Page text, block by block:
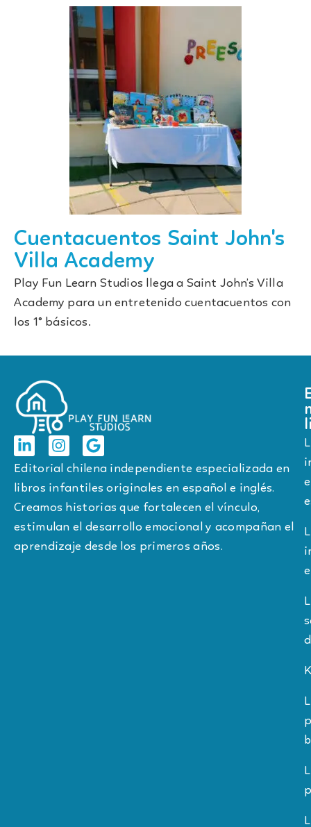
Cuentacuentos Saint John's
Villa Academy
Play Fun Learn Studios llega a Saint John’s Villa
Academy para un entretenido cuentacuentos con
los 1° básicos.
Editorial chilena independiente especializada en
libros infantiles originales en español e inglés.
Creamos historias que fortalecen el vínculo,
estimulan el desarrollo emocional y acompañan el
aprendizaje desde los primeros años.